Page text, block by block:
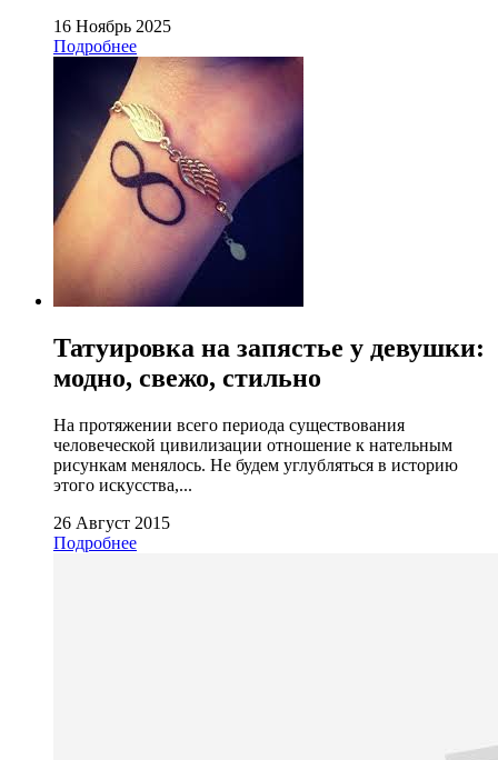
16 Ноябрь 2025
Подробнее
Татуировка на запястье у девушки:
модно, свежо, стильно
На протяжении всего периода существования
человеческой цивилизации отношение к нательным
рисункам менялось. Не будем углубляться в историю
этого искусства,...
26 Август 2015
Подробнее